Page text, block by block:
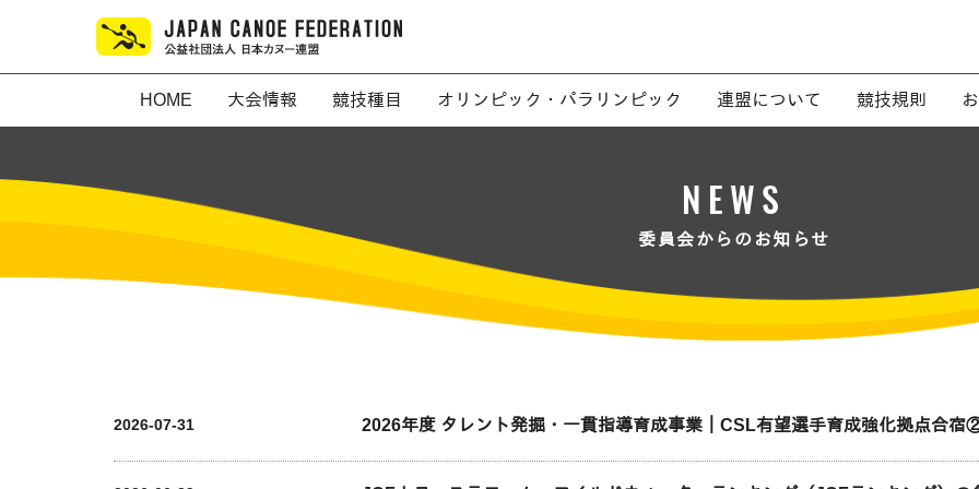
HOME 大会情報 競技種目 オリンピック・パラリンピック 連盟について 競技規則
NEWS
委員会からのお知らせ
2026-07-31 2026年度 タレント発掘・一貫指導育成事業｜CSL有望選手育成強化拠点合